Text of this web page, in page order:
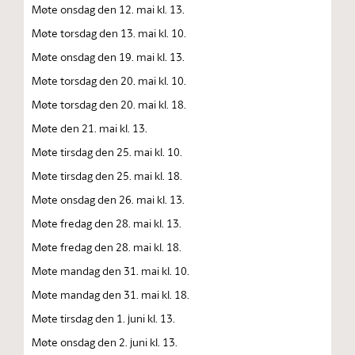
Møte onsdag den 12. mai kl. 13.
Møte torsdag den 13. mai kl. 10.
Møte onsdag den 19. mai kl. 13.
Møte torsdag den 20. mai kl. 10.
Møte torsdag den 20. mai kl. 18.
Møte den 21. mai kl. 13.
Møte tirsdag den 25. mai kl. 10.
Møte tirsdag den 25. mai kl. 18.
Møte onsdag den 26. mai kl. 13.
Møte fredag den 28. mai kl. 13.
Møte fredag den 28. mai kl. 18.
Møte mandag den 31. mai kl. 10.
Møte mandag den 31. mai kl. 18.
Møte tirsdag den 1. juni kl. 13.
Møte onsdag den 2. juni kl. 13.